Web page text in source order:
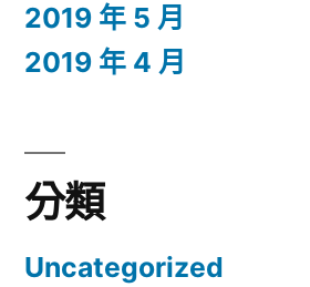
2019 年 5 月
2019 年 4 月
分類
Uncategorized